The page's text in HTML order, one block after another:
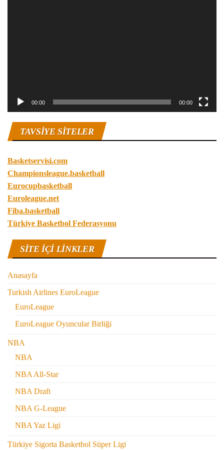
00:00 00:00
TAVSIYE SITELER
Basketservisi.com
Championsleague.basketball
Eurocupbasketball
Euroleague.net
Fiba.basketball
Türkiye Basketbol Federasyonu
SITE IÇI LINKLER
Anasayfa
Turkish Airlines EuroLeague
EuroLeague
EuroLeague Oyuncular Birliği
NBA
NBA
NBA All-Star
NBA Draft
NBA G-League
NBA Yaz Ligi
Türkiye Sigorta Basketbol Süper Ligi